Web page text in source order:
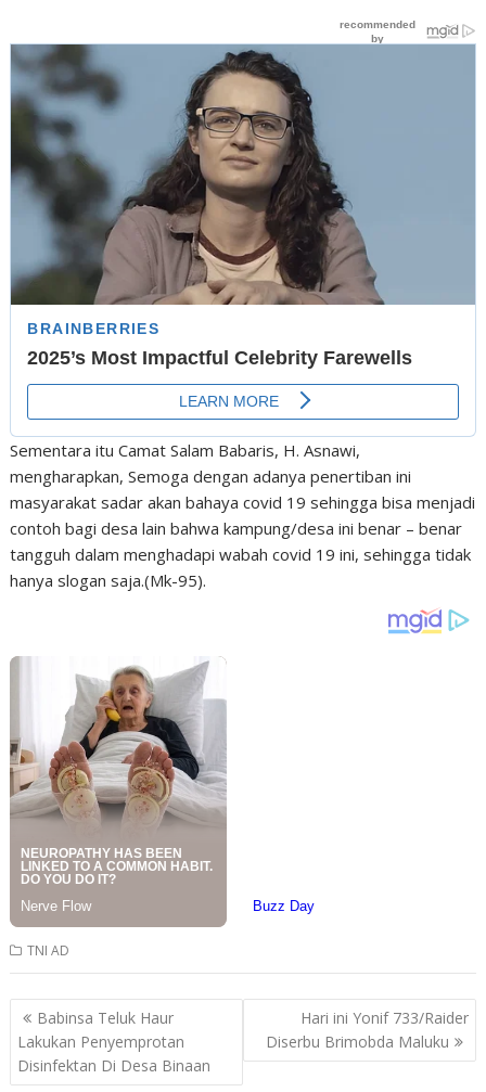
Sementara itu Camat Salam Babaris, H. Asnawi,
mengharapkan, Semoga dengan adanya penertiban ini
masyarakat sadar akan bahaya covid 19 sehingga bisa menjadi
contoh bagi desa lain bahwa kampung/desa ini benar – benar
tangguh dalam menghadapi wabah covid 19 ini, sehingga tidak
hanya slogan saja.(Mk-95).
TNI AD
Post
navigation
Babinsa Teluk Haur
Lakukan Penyemprotan
Disinfektan Di Desa Binaan
Hari ini Yonif 733/Raider
Diserbu Brimobda Maluku